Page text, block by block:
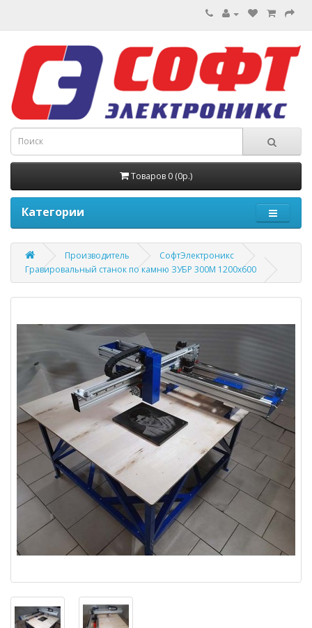
Товаров 0 (0р.)
Категории
Производитель
СофтЭлектроникс
Гравировальный станок по камню ЗУБР 300М 1200х600